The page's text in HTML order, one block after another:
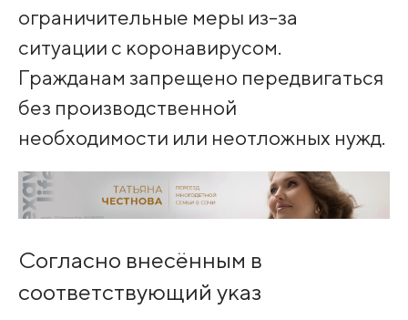
ограничительные меры из-за
ситуации с коронавирусом.
Гражданам запрещено передвигаться
без производственной
необходимости или неотложных нужд.
Согласно внесённым в
соответствующий указ